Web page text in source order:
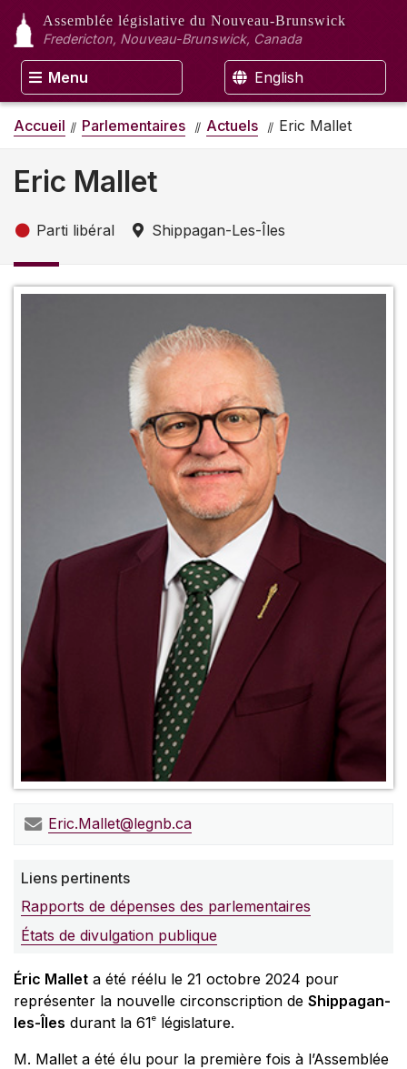
Assemblée législative du Nouveau-Brunswick
Fredericton, Nouveau-Brunswick, Canada
Menu English
Accueil Parlementaires Actuels Eric Mallet
Eric Mallet
Parti libéral Shippagan-Les-Îles
Eric.Mallet@legnb.ca
Liens pertinents
Rapports de dépenses des parlementaires
États de divulgation publique
Éric Mallet a été réélu le 21 octobre 2024 pour
représenter la nouvelle circonscription de Shippagan-
les-Îles durant la 61e législature.
M. Mallet a été élu pour la première fois à l’Assemblée